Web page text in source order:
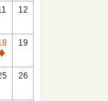
12
19
26